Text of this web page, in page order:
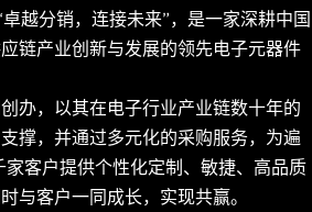
分销，连接未来”，是一家深耕中国
链产业创新与发展的领先电子元器件
办，以其在电子行业产业链数十年的
撑，并通过多元化的采购服务，为遍
客户提供个性化定制、敏捷、高品质
与客户一同成长，实现共赢。